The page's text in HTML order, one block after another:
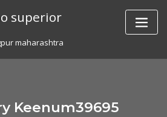
superior
maharashtra
Keenum39695